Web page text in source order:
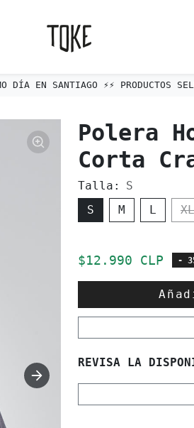
⚡️⚡️ PRODUCTOS
Polera
Corta
Talla:
S
S
M L XL
Precio de
$12.990 CLP -
REVISA LA